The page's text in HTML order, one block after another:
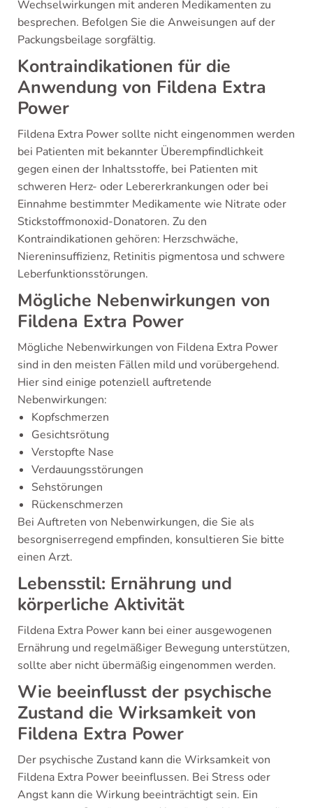
Wechselwirkungen mit anderen Medikamenten zu
besprechen. Befolgen Sie die Anweisungen auf der
Packungsbeilage sorgfältig.
Kontraindikationen für die
Anwendung von Fildena Extra
Power
Fildena Extra Power sollte nicht eingenommen werden
bei Patienten mit bekannter Überempfindlichkeit
gegen einen der Inhaltsstoffe, bei Patienten mit
schweren Herz- oder Lebererkrankungen oder bei
Einnahme bestimmter Medikamente wie Nitrate oder
Stickstoffmonoxid-Donatoren. Zu den
Kontraindikationen gehören: Herzschwäche,
Niereninsuffizienz, Retinitis pigmentosa und schwere
Leberfunktionsstörungen.
Mögliche Nebenwirkungen von
Fildena Extra Power
Mögliche Nebenwirkungen von Fildena Extra Power
sind in den meisten Fällen mild und vorübergehend.
Hier sind einige potenziell auftretende
Nebenwirkungen:
Kopfschmerzen
Gesichtsrötung
Verstopfte Nase
Verdauungsstörungen
Sehstörungen
Rückenschmerzen
Bei Auftreten von Nebenwirkungen, die Sie als
besorgniserregend empfinden, konsultieren Sie bitte
einen Arzt.
Lebensstil: Ernährung und
körperliche Aktivität
Fildena Extra Power kann bei einer ausgewogenen
Ernährung und regelmäßiger Bewegung unterstützen,
sollte aber nicht übermäßig eingenommen werden.
Wie beeinflusst der psychische
Zustand die Wirksamkeit von
Fildena Extra Power
Der psychische Zustand kann die Wirksamkeit von
Fildena Extra Power beeinflussen. Bei Stress oder
Angst kann die Wirkung beeinträchtigt sein. Ein